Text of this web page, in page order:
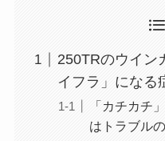
250TRのウイン
イフラ」になる
「カチカチ
はトラブル